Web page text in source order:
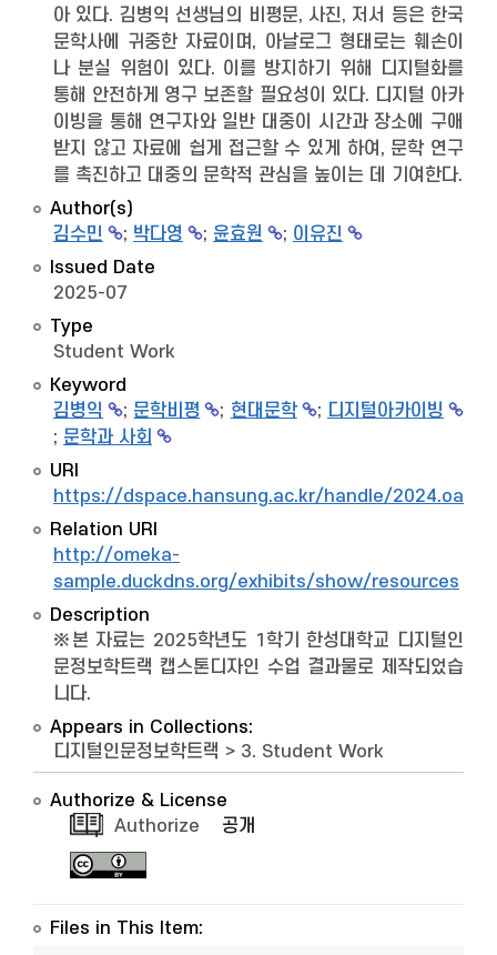
아 있다. 김병익 선생님의 비평문, 사진, 저서 등은 한국
문학사에 귀중한 자료이며, 아날로그 형태로는 훼손이
나 분실 위험이 있다. 이를 방지하기 위해 디지털화를
통해 안전하게 영구 보존할 필요성이 있다. 디지털 아카
이빙을 통해 연구자와 일반 대중이 시간과 장소에 구애
받지 않고 자료에 쉽게 접근할 수 있게 하여, 문학 연구
를 촉진하고 대중의 문학적 관심을 높이는 데 기여한다.
Author(s)
김수민
; 박다영 ; 윤효원 ; 이유진
Issued Date
2025-07
Type
Student Work
Keyword
김병익
; 문학비평 ; 현대문학 ; 디지털아카이빙
; 문학과 사회
URI
https://dspace.hansung.ac.kr/handle/2024.oak/
Relation URI
http://omeka-
sample.duckdns.org/exhibits/show/resources
Description
※본 자료는 2025학년도 1학기 한성대학교 디지털인
문정보학트랙 캡스톤디자인 수업 결과물로 제작되었습
니다.
Appears in Collections:
디지털인문정보학트랙 > 3. Student Work
Authorize & License
Authorize
공개
Files in This Item: